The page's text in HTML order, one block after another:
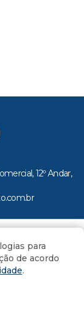
12º Andar,
4oito para
de acordo
.